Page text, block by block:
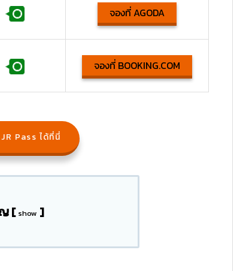
จองที่ AGODA
จองที่ BOOKING.COM
Pass ได้ที่นี่
[ show ]